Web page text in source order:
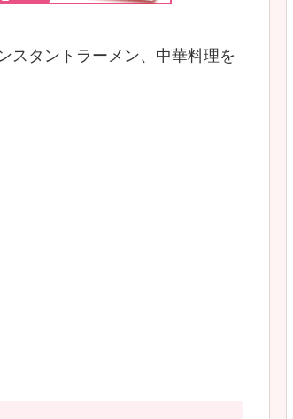
スタントラーメン、中華料理を